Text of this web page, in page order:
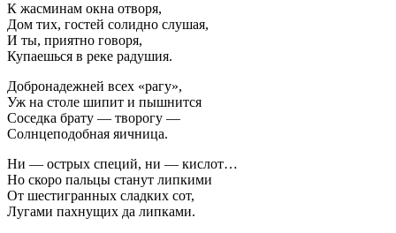
К жасминам окна отворя,
Дом тих, гостей солидно слушая,
И ты, приятно говоря,
Купаешься в реке радушия.
Добронадежней всех «рагу»,
Уж на столе шипит и пышнится
Соседка брату — творогу —
Солнцеподобная яичница.
Ни — острых специй, ни — кислот…
Но скоро пальцы станут липкими
От шестигранных сладких сот,
Лугами пахнущих да липками.